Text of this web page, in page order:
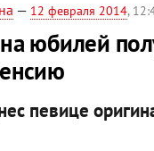
— 12 февраля 2014,
юбилей
певице